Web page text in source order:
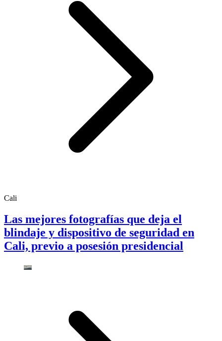
Cali
Las mejores fotografías que deja el
blindaje y dispositivo de seguridad en
Cali, previo a posesión presidencial